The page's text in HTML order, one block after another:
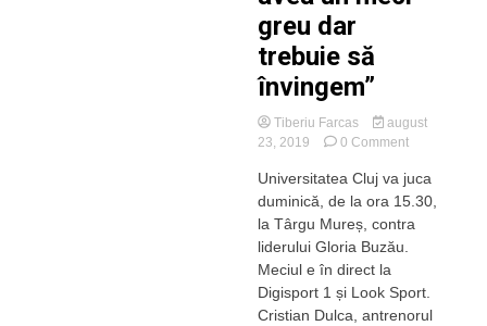
greu dar
trebuie să
învingem”
Tiberiu Farcas
august
23, 2019
0 Commenton
”U”
Cluj,
înainte
liderul
Gloria
Universitatea Cluj va juca
duminică, de la ora 15.30,
la Târgu Mureș, contra
liderului Gloria Buzău.
Meciul e în direct la
Digisport 1 și Look Sport.
Cristian Dulca, antrenorul